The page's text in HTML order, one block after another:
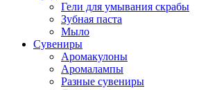
Гели для умывания скрабы
Зубная паста
Мыло
Сувениры
Аромакулоны
Аромалампы
Разные сувениры